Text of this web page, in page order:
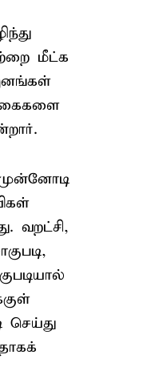
மீட்க
வறட்சி,
செய்து